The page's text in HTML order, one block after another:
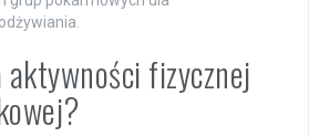
fizycznej